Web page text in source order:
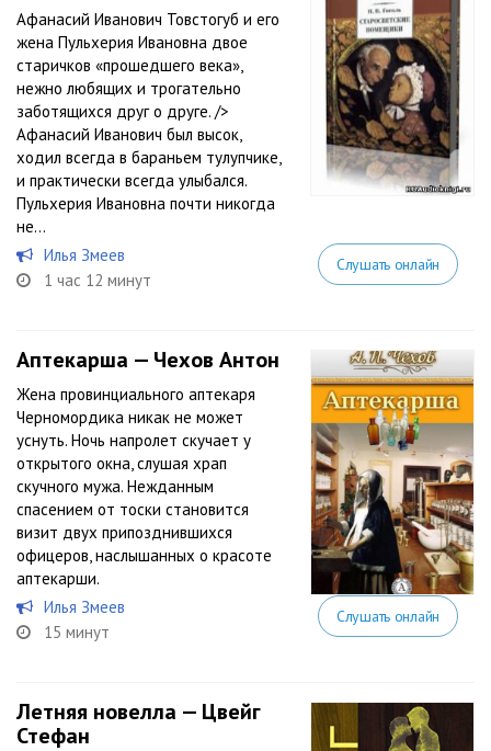
Афанасий Иванович Товстогуб и его
жена Пульхерия Ивановна двое
старичков «прошедшего века»,
нежно любящих и трогательно
заботящихся друг о друге. />
Афанасий Иванович был высок,
ходил всегда в бараньем тулупчике,
и практически всегда улыбался.
Пульхерия Ивановна почти никогда
не...
Илья Змеев
1 час 12 минут
Слушать онлайн
Аптекарша — Чехов Антон
Жена провинциального аптекаря
Черномордика никак не может
уснуть. Ночь напролет скучает у
открытого окна, слушая храп
скучного мужа. Нежданным
спасением от тоски становится
визит двух припозднившихся
офицеров, наслышанных о красоте
аптекарши.
Илья Змеев
15 минут
Слушать онлайн
Летняя новелла — Цвейг
Стефан